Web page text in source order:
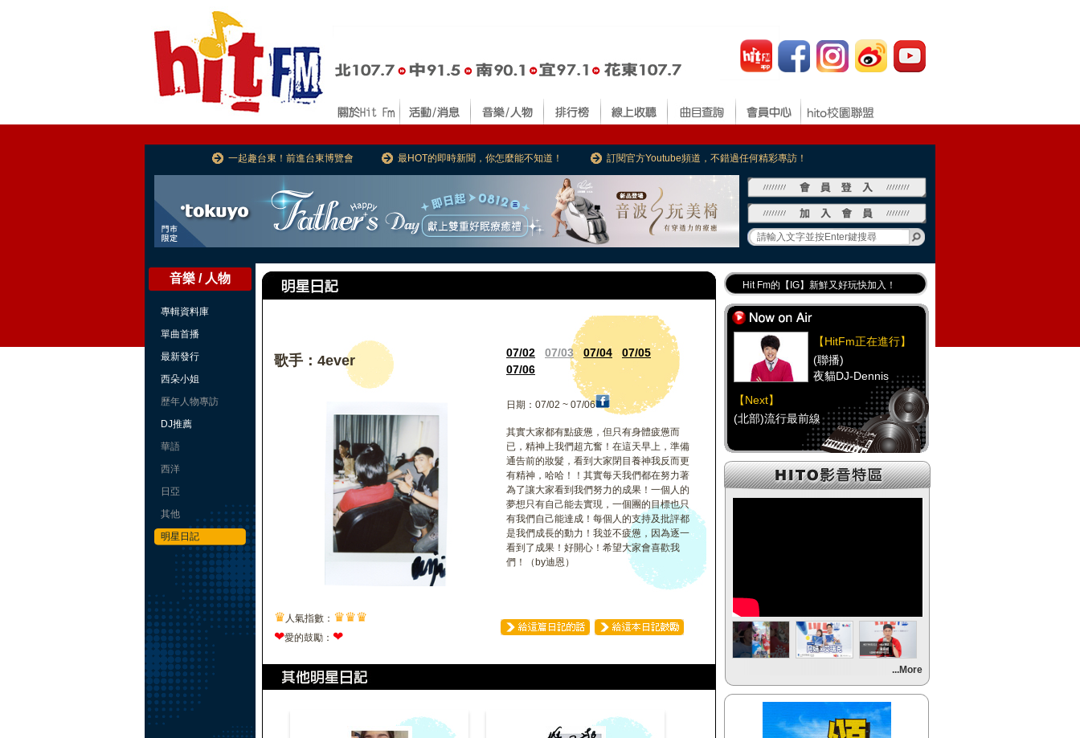
一起趣台東！前進台東博覽會 最HOT的即時新聞，你怎麼能不知道！ 訂閱官方Youtube頻道，不錯過任何精彩專訪！
音樂 / 人物
專輯資料庫
單曲首播
最新發行
西朵小姐
歷年人物專訪
DJ推薦
華語
西洋
日亞
其他
明星日記
歌手：4ever 07/02 07/03 07/04
07/05
07/06
日期：07/02 ~ 07/06
其實大家都有點疲憊，但只有身體疲憊而
已，精神上我們超亢奮！在這天早上，準備
通告前的妝髮，看到大家閉目養神我反而更
有精神，哈哈！！其實每天我們都在努力著
為了讓大家看到我們努力的成果！一個人的
夢想只有自己能去實現，一個團的目標也只
有我們自己能達成！每個人的支持及批評都
是我們成長的動力！我並不疲憊，因為逐一
看到了成果！好開心！希望大家會喜歡我
們！（by迪恩）
♛ 人氣指數： ♛♛♛
❤愛的鼓勵： ❤
Hit Fm的【IG】新鮮又好玩快加入！
Hit Fm【FB臉書粉絲團】等你加入！
最專業《DJ推薦》好音樂千萬別錯過！
好康報報 最新優惠訊息都在這！
【HitFm正在進行】
(聯播)
夜貓DJ-Dennis
【Next】
(北部)流行最前線
【HitFm正在進行】
(聯播)
(聯播)
夜貓DJ-Dennis
【Next】
【HitFm正在進行】
...More